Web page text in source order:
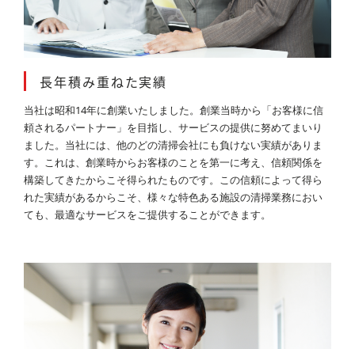
長年積み重ねた実績
当社は昭和14年に創業いたしました。創業当時から「お客様に信
頼されるパートナー」を目指し、サービスの提供に努めてまいり
ました。当社には、他のどの清掃会社にも負けない実績がありま
す。これは、創業時からお客様のことを第一に考え、信頼関係を
構築してきたからこそ得られたものです。この信頼によって得ら
れた実績があるからこそ、様々な特色ある施設の清掃業務におい
ても、最適なサービスをご提供することができます。